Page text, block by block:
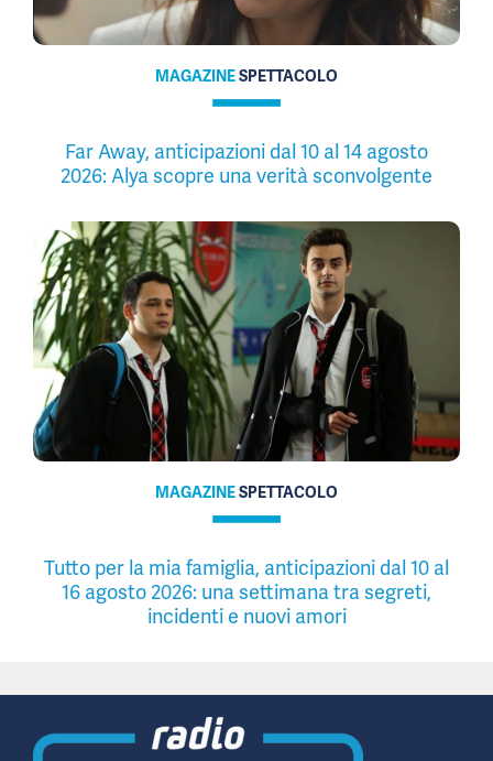
MAGAZINESPETTACOLO
Far Away, anticipazioni dal 10 al 14 agosto
2026: Alya scopre una verità sconvolgente
MAGAZINESPETTACOLO
Tutto per la mia famiglia, anticipazioni dal 10 al
16 agosto 2026: una settimana tra segreti,
incidenti e nuovi amori